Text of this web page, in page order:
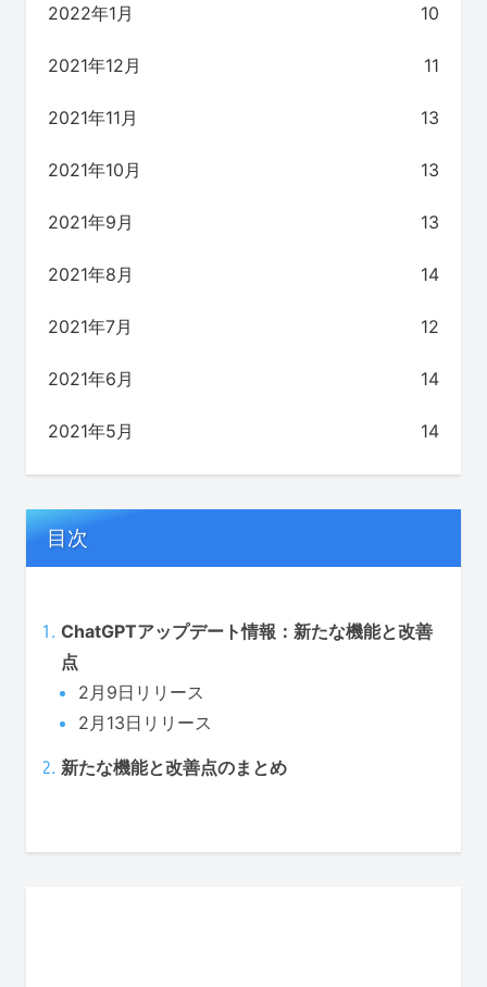
2022年1月 10
2021年12月 11
2021年11月 13
2021年10月 13
2021年9月 13
2021年8月 14
2021年7月 12
2021年6月 14
2021年5月 14
目次
ChatGPTアップデート情報：新たな機能と改善
点
2月9日リリース
2月13日リリース
新たな機能と改善点のまとめ